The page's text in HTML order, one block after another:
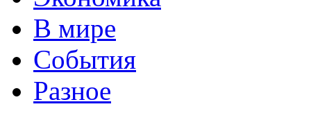
В мире
События
Разное